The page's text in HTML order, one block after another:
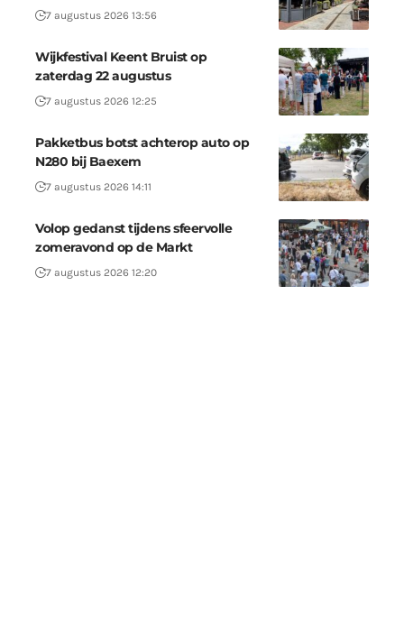
7 augustus 2026 13:56
Wijkfestival Keent Bruist op
zaterdag 22 augustus
7 augustus 2026 12:25
Pakketbus botst achterop auto op
N280 bij Baexem
7 augustus 2026 14:11
Volop gedanst tijdens sfeervolle
zomeravond op de Markt
7 augustus 2026 12:20